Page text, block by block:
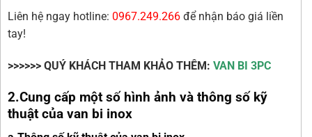
Liên hệ ngay hotline: 0967.249.266 để nhận báo giá liền
tay!
>>>>>> QUÝ KHÁCH THAM KHẢO THÊM: VAN BI 3PC
2.Cung cấp một số hình ảnh và thông số kỹ
thuật của van bi inox